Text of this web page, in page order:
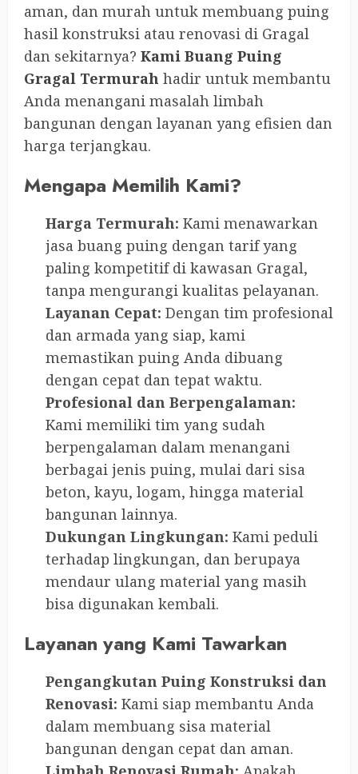
aman, dan murah untuk membuang puing
hasil konstruksi atau renovasi di Gragal
dan sekitarnya? Kami Buang Puing
Gragal Termurah hadir untuk membantu
Anda menangani masalah limbah
bangunan dengan layanan yang efisien dan
harga terjangkau.
Mengapa Memilih Kami?
Harga Termurah: Kami menawarkan
jasa buang puing dengan tarif yang
paling kompetitif di kawasan Gragal,
tanpa mengurangi kualitas pelayanan.
Layanan Cepat: Dengan tim profesional
dan armada yang siap, kami
memastikan puing Anda dibuang
dengan cepat dan tepat waktu.
Profesional dan Berpengalaman:
Kami memiliki tim yang sudah
berpengalaman dalam menangani
berbagai jenis puing, mulai dari sisa
beton, kayu, logam, hingga material
bangunan lainnya.
Dukungan Lingkungan: Kami peduli
terhadap lingkungan, dan berupaya
mendaur ulang material yang masih
bisa digunakan kembali.
Layanan yang Kami Tawarkan
Pengangkutan Puing Konstruksi dan
Renovasi: Kami siap membantu Anda
dalam membuang sisa material
bangunan dengan cepat dan aman.